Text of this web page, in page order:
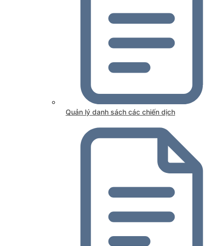
Quản lý danh sách các chiến dịch